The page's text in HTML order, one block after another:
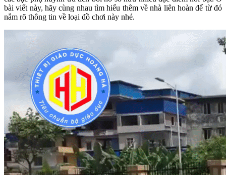
bài viết này, hãy cùng nhau tìm hiểu thêm về nhà liên hoàn để từ đó
nắm rõ thông tin về loại đồ chơi này nhé.